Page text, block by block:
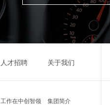
人才招聘 关于我们
工作在中创智领
集团简介